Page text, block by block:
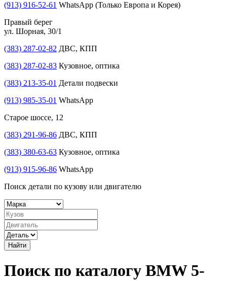
(913) 916-52-61 WhatsApp (Только Европа и Корея)
Правый берег
ул. Шорная, 30/1
(383) 287-02-82 ДВС, КПП
(383) 287-02-83 Кузовное, оптика
(383) 213-35-01 Детали подвески
(913) 985-35-01 WhatsApp
Старое шоссе, 12
(383) 291-96-86 ДВС, КПП
(383) 380-63-63 Кузовное, оптика
(913) 915-96-86 WhatsApp
Поиск детали по кузову или двигателю
Найти
Поиск по каталогу BMW 5-